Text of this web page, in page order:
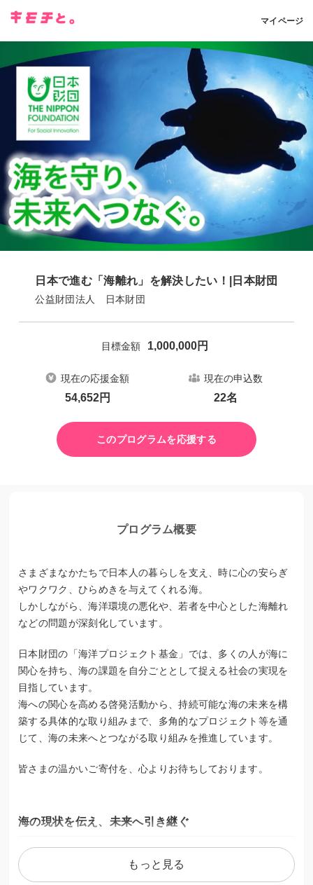
マイページ
日本で進む「海離れ」を解決したい！|日本財団
公益財団法人 日本財団
目標金額 1,000,000円
現在の応援金額
54,652円
現在の申込数
22名
このプログラムを応援する
プログラム概要
さまざまなかたちで日本人の暮らしを支え、時に心の安らぎ
やワクワク、ひらめきを与えてくれる海。
しかしながら、海洋環境の悪化や、若者を中心とした海離れ
などの問題が深刻化しています。
日本財団の「海洋プロジェクト基金」では、多くの人が海に
関心を持ち、海の課題を自分ごととして捉える社会の実現を
目指しています。
海への関心を高める啓発活動から、持続可能な海の未来を構
築する具体的な取り組みまで、多角的なプロジェクト等を通
じて、海の未来へとつながる取り組みを推進しています。
皆さまの温かいご寄付を、心よりお待ちしております。
海の現状を伝え、未来へ引き継ぐ
現在、海を取り巻く状況は深刻化しています。例えば、海洋
プラスチック問題や資源の乱獲、生態系の崩壊などが、世界
もっと見る